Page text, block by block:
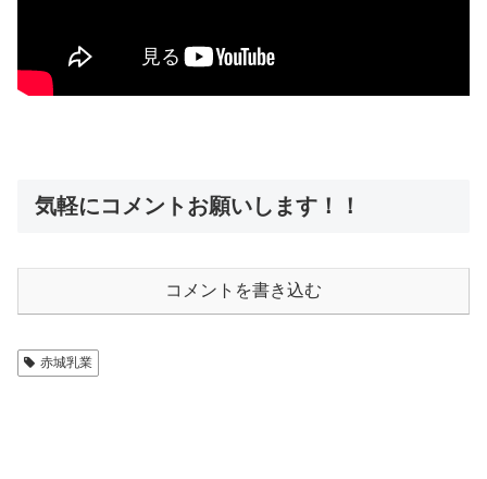
気軽にコメントお願いします！！
コメントを書き込む
赤城乳業